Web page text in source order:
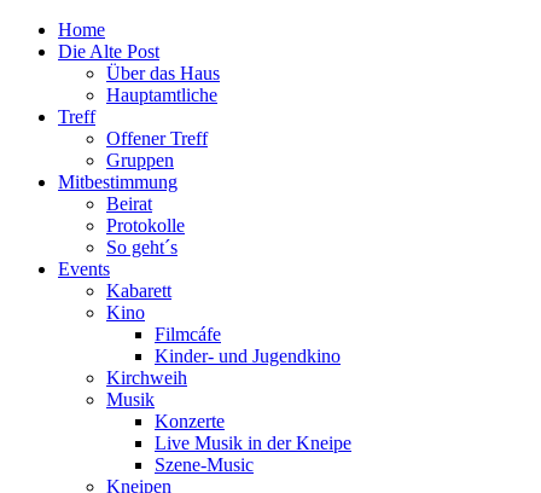
Home
Die Alte Post
Über das Haus
Hauptamtliche
Treff
Offener Treff
Gruppen
Mitbestimmung
Beirat
Protokolle
So geht´s
Events
Kabarett
Kino
Filmcáfe
Kinder- und Jugendkino
Kirchweih
Musik
Konzerte
Live Musik in der Kneipe
Szene-Music
Kneipen